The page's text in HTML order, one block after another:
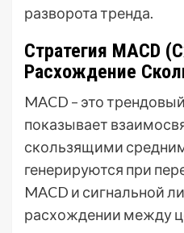
разворота тренда.
Стратегия MACD
Расхождение
MACD – это
показывает
скользящими
генерируются при
MACD и сигнальной
расхождении между